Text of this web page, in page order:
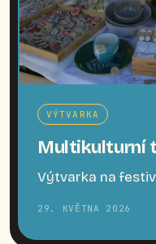
VÝTVARKA
Multikulturní
Výtvarka na
29. KVĚTNA 2026